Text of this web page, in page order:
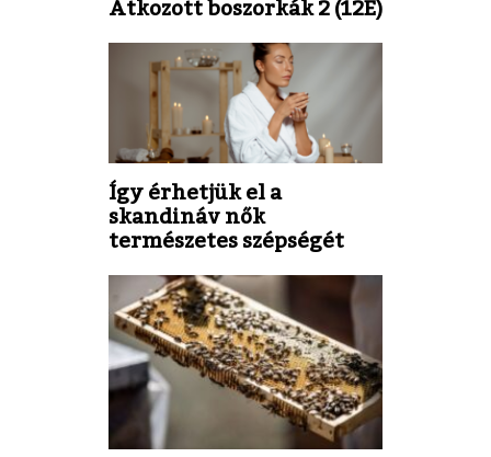
Átkozott boszorkák 2 (12E)
Így érhetjük el a
skandináv nők
természetes szépségét